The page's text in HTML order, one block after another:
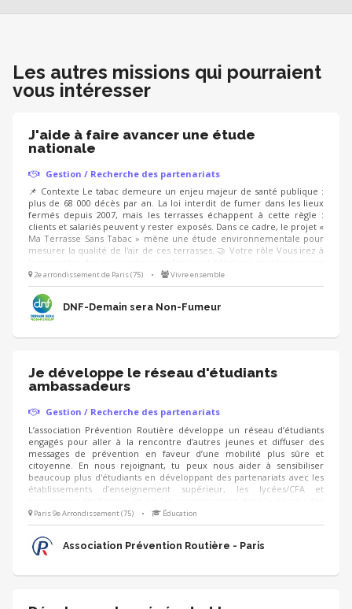
Les autres missions qui pourraient
vous intéresser
J'aide à faire avancer une étude
nationale
Gestion / Recherche des partenariats
📌 Contexte Le tabac demeure un enjeu majeur de santé publique :
plus de 68 000 décès par an. La loi interdit de fumer dans les lieux
fermés depuis 2007, mais les terrasses échappent à cette règle :
clients et salariés peuvent y rester exposés. Dans ce cadre, le projet «
Ma Terrasse Sans Tabac » mène une étude environnementale pour
mesurer la qualité de l'air de ces terrasses. 🤝 Votre rôle Vous irez à
téléphone : 5 à 10 minutes pour présenter la démarche, recueillir
leur accord et fixer une date. Les équipes de l'étude réalisent ensuite
la mesure.
2e arrondissement de Paris (75) • Vivre ensemble
DNF-Demain sera Non-Fumeur
Je développe le réseau d'étudiants
ambassadeurs
Gestion / Recherche des partenariats
L’association Prévention Routière développe un réseau d’étudiants
engagés pour aller à la rencontre d’autres jeunes et diffuser des
messages de prévention en faveur d’une mobilité plus sûre et
citoyenne. En nous rejoignant, tu peux nous aider à sensibiliser
beaucoup plus d'étudiants en développant des partenariats avec les
établissements d’enseignement supérieur, les lycées/CFA et
étudiants ambassadeurs ! - identification d'établissements et réseaux
associatifs - prise de contact, présentation et mise en lien avec
l'équipe de permanents - organisation d’ateliers découverte auprès
des étudiants - aide au montage d'actions
Paris 9e Arrondissement (75) • Éducation
Association Prévention Routière - Paris